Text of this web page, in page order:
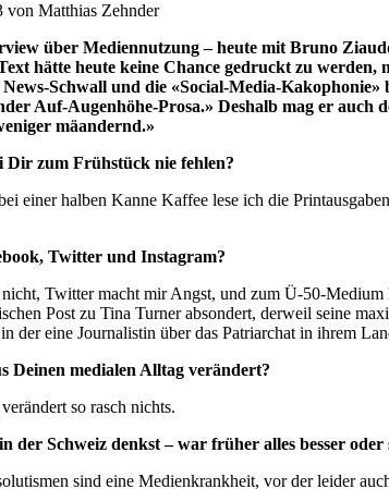
von Matthias Zehnder
über Mediennutzung – heute mit Bruno
hätte heute keine Chance gedruckt zu
News-Schwall und die «Social-Media-
Auf-Augenhöhe-Prosa.» Deshalb mag er auch
mäandernd.»
Dir zum Frühstück nie fehlen?
einer halben Kanne Kaffee lese ich die
Twitter und Instagram?
Twitter macht mir Angst, und zum Ü-50-
Post zu Tina Turner absondert, derweil seine
der eine Journalistin über das Patriarchat in ihrem
Deinen medialen Alltag verändert?
so rasch nichts.
der Schweiz denkst – war früher alles besser oder
sind eine Medienkrankheit, vor der leider